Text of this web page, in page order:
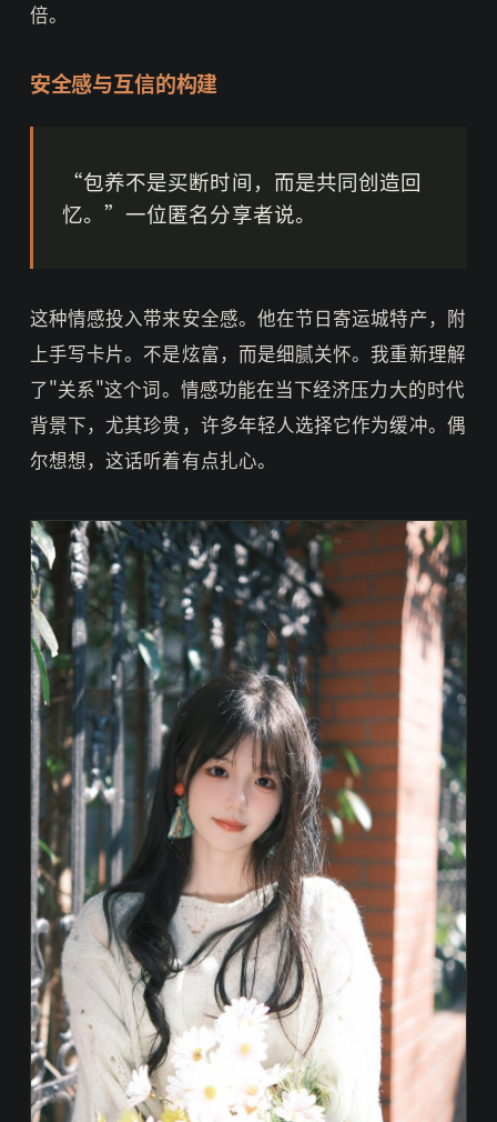
倍。
安全感与互信的构建
“包养不是买断时间，而是共同创造回
忆。”一位匿名分享者说。
这种情感投入带来安全感。他在节日寄运城特产，附
上手写卡片。不是炫富，而是细腻关怀。我重新理解
了"关系"这个词。情感功能在当下经济压力大的时代
背景下，尤其珍贵，许多年轻人选择它作为缓冲。偶
尔想想，这话听着有点扎心。